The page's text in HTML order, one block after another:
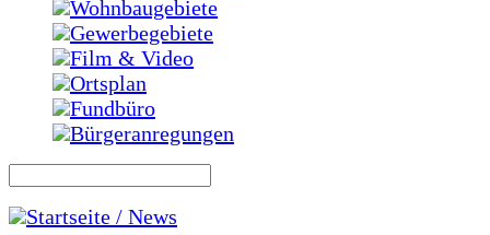
Wohnbaugebiete
Gewerbegebiete
Film & Video
Ortsplan
Fundbüro
Bürgeranregungen
Startseite / News